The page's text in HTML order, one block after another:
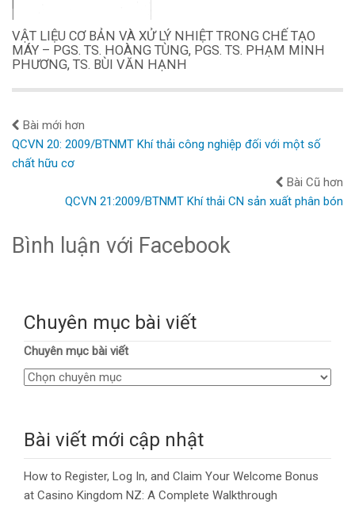
VẬT LIỆU CƠ BẢN VÀ XỬ LÝ NHIỆT TRONG CHẾ TẠO
MÁY – PGS. TS. HOÀNG TÙNG, PGS. TS. PHẠM MINH
PHƯƠNG, TS. BÙI VĂN HẠNH
Bài mới hơn
QCVN 20: 2009/BTNMT Khí thải công nghiệp đối với một số
chất hữu cơ
Bài Cũ hơn
QCVN 21:2009/BTNMT Khí thải CN sản xuất phân bón
Bình luận với Facebook
Chuyên mục bài viết
Chuyên mục bài viết
Bài viết mới cập nhật
How to Register, Log In, and Claim Your Welcome Bonus
at Casino Kingdom NZ: A Complete Walkthrough